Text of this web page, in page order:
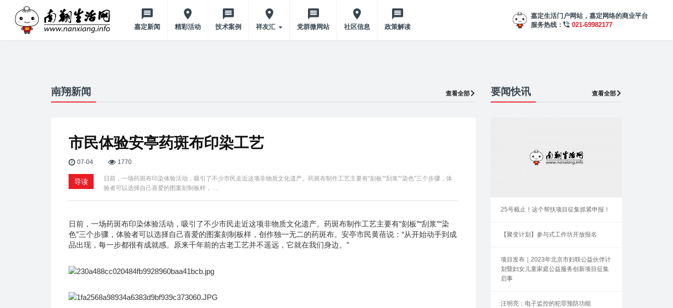
嘉定新闻 精彩活动 技术案例 祥友汇 党群微网站 社区信息 政策解读
嘉定生活门户网站，嘉定网络的商业平台
服务热线：
021-69982177
南翔新闻 查看全部
市民体验安亭药斑布印染工艺
07-04 1770
导读
日前，一场药斑布印染体验活动，吸引了不少市民走近这项非物质文化遗产。药斑布制作工艺主要有“刻板”“刮浆”“染色”三个步骤，体
验者可以选择自己喜爱的图案刻制板样，…
日前，一场药斑布印染体验活动，吸引了不少市民走近这项非物质文化遗产。药斑布制作工艺主要有“刻板”“刮浆”“染
色”三个步骤，体验者可以选择自己喜爱的图案刻制板样，创作独一无二的药斑布。安亭市民黄蓓说：“从开始动手到成
品出现，每一步都很有成就感。原来千年前的古老工艺并不遥远，它就在我们身边。”
要闻快讯 查看全部
25号截止！这个帮扶项目征集抓紧申报！
【聚变计划】参与式工作坊开放报名
项目发布｜2023年北京市妇联公益伙伴计
划暨妇女儿童家庭公益服务创新项目征集
启事
汪明亮：电子监控的犯罪预防功能